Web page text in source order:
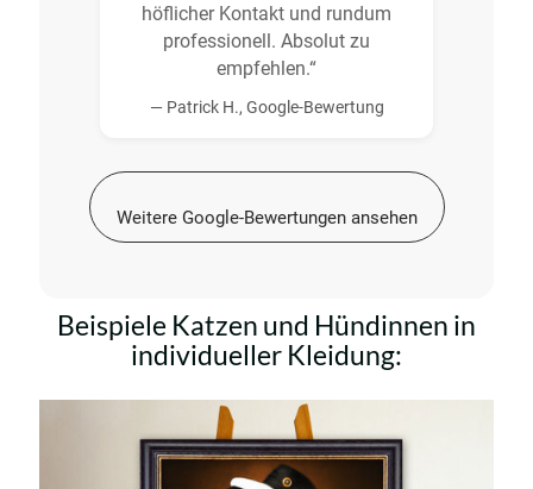
höflicher Kontakt und rundum
professionell. Absolut zu
empfehlen.“
— Patrick H., Google-Bewertung
Weitere Google-Bewertungen ansehen
Beispiele Katzen und Hündinnen in
individueller Kleidung: